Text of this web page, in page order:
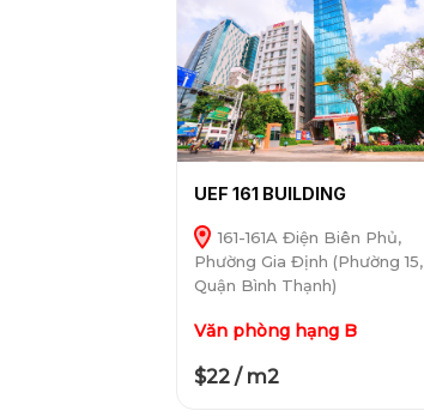
UEF 161 BUILDING
161-161A Điện Biên Phủ,
Phường Gia Định (Phường 15,
Quận Bình Thạnh)
Văn phòng hạng B
$22 / m2